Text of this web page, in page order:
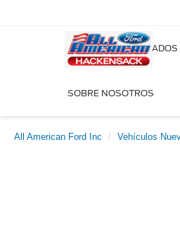
NUEVOS USADOS
SOBRE NOSOTROS
All American Ford Inc Vehículos